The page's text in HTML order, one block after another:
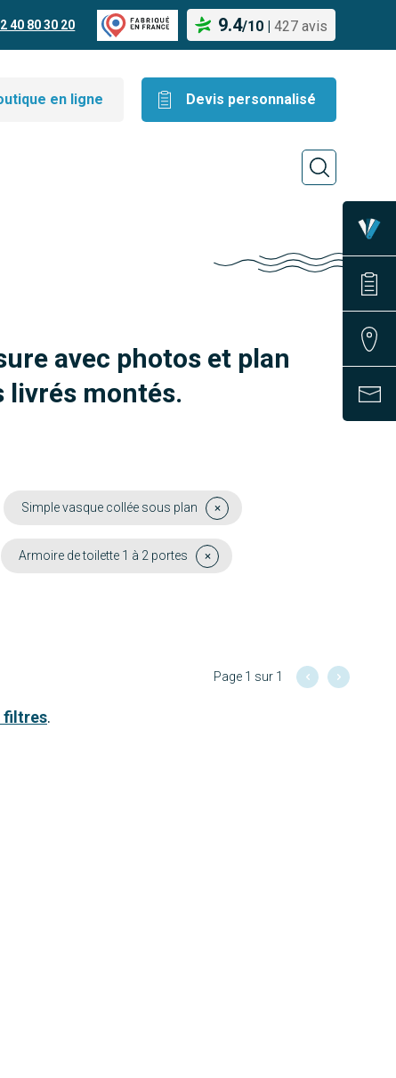
40 80 30 20 9.4/10 | 427 avis
en ligne Devis personnalisé
avec photos et plan
livrés montés.
Simple vasque collée sous plan
Armoire de toilette 1 à 2 portes
Page 1 sur 1
filtres.